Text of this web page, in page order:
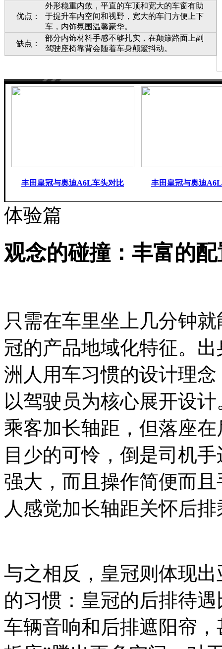
优点：
外形稳重内敛，平直的车顶和宽大的车窗有助
于提升车内空间和视野，宽大的车门方便上下
车，内饰氛围温馨豪华。
缺点：
部分内饰材料手感不够扎实，在颠簸路面上副
驾驶座椅靠背会随着车身颠簸抖动。
丰田皇冠与奥迪A6L车头对比 丰田皇冠与奥迪
体验篇
观念的碰撞：丰富的
只需在车里坐上几分钟
冠的产品地域化特征。
洲人用车习惯的设计理
以驾驶员为核心展开设
乘客加长轴距，但落座
目少的可怜，倒是司机
强大，而且操作简便而
人感觉加长轴距关怀后
与之相反，皇冠则体现
的习惯：皇冠的后排待
车辆音响和后排遮阳帘